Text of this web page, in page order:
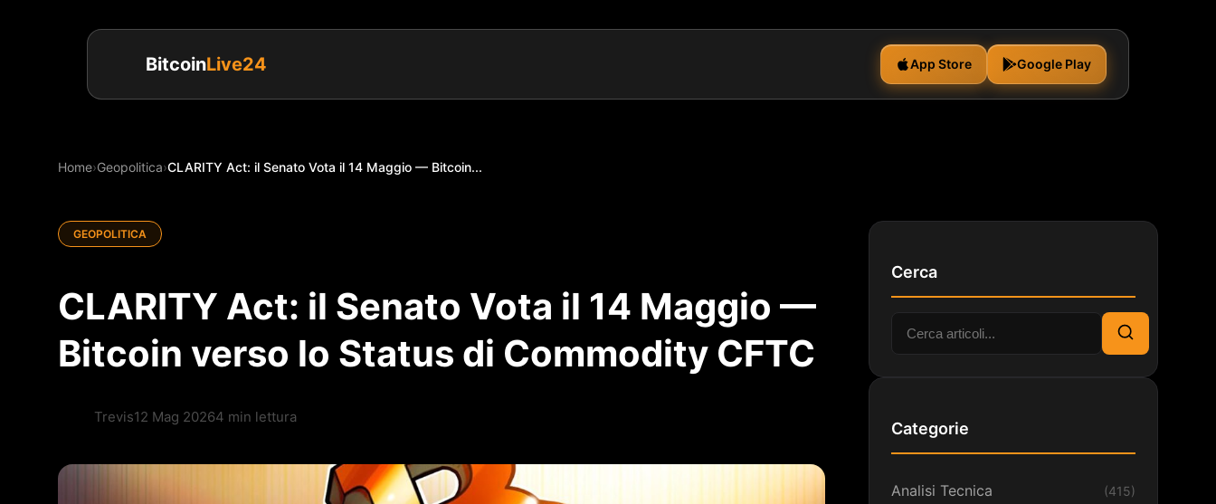
BitcoinLive24 App Store Google Play
Home›Geopolitica›CLARITY Act: il Senato Vota il 14 Maggio — Bitcoin...
GEOPOLITICA
CLARITY Act: il Senato Vota il 14 Maggio —
Bitcoin verso lo Status di Commodity CFTC
Trevis12 Mag 20264 min lettura
Cerca
Cerca:
Cerca
Categorie
Analisi Tecnica (415)